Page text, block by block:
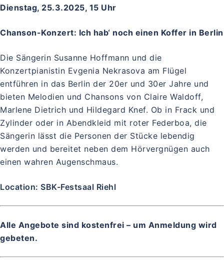
Dienstag, 25.3.2025, 15 Uhr
Chanson-Konzert: Ich hab‘ noch einen Koffer in Berlin
Die Sängerin Susanne Hoffmann und die
Konzertpianistin Evgenia Nekrasova am Flügel
entführen in das Berlin der 20er und 30er Jahre und
bieten Melodien und Chansons von Claire Waldoff,
Marlene Dietrich und Hildegard Knef. Ob in Frack und
Zylinder oder in Abendkleid mit roter Federboa, die
Sängerin lässt die Personen der Stücke lebendig
werden und bereitet neben dem Hörvergnügen auch
einen wahren Augenschmaus.
Location: SBK-Festsaal Riehl
Alle Angebote sind kostenfrei – um Anmeldung wird
gebeten.